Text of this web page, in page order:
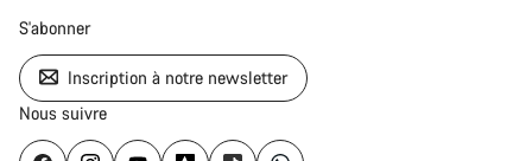
S'abonner
Inscription à notre newsletter
Nous suivre